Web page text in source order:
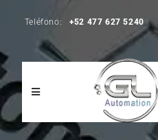
Teléfono: +52 477 627 5240